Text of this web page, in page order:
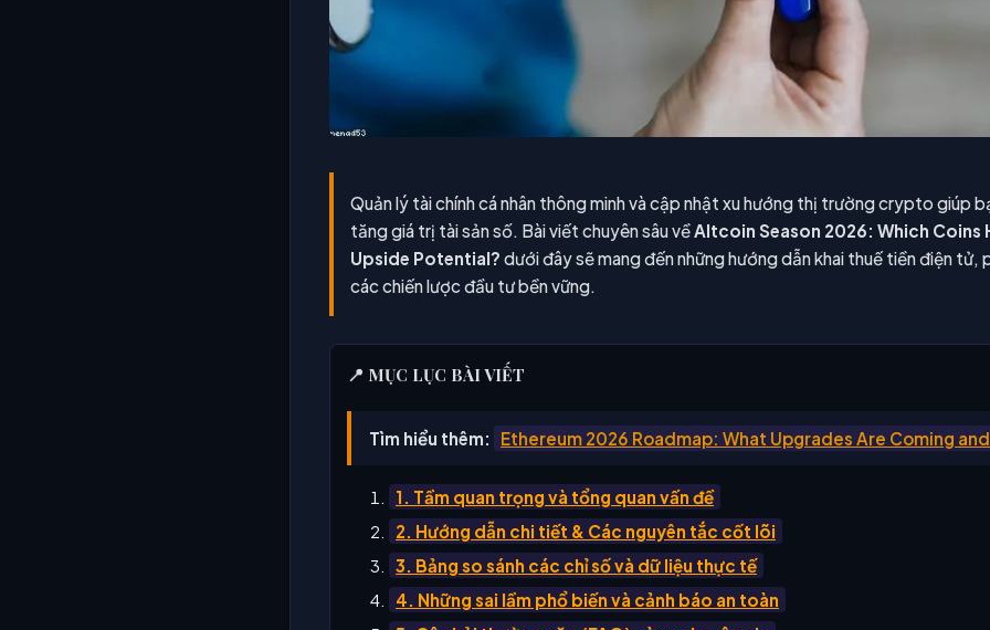
Quản lý tài chính cá nhân thông minh và cập nhật xu hướng thị trường crypto giúp
tăng giá trị tài sản số. Bài viết chuyên sâu về Altcoin Season 2026: Which Coins
Upside Potential? dưới đây sẽ mang đến những hướng dẫn khai thuế tiền điện tử,
các chiến lược đầu tư bền vững.
📍 MỤC LỤC BÀI VIẾT
Tìm hiểu thêm: Ethereum 2026 Roadmap: What Upgrades Are Coming
1. Tầm quan trọng và tổng quan vấn đề
2. Hướng dẫn chi tiết & Các nguyên tắc cốt lõi
3. Bảng so sánh các chỉ số và dữ liệu thực tế
4. Những sai lầm phổ biến và cảnh báo an toàn